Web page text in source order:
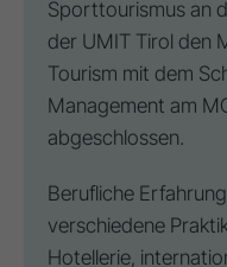
Sporttourismus an
der UMIT Tirol den
Tourism mit dem
Management am
abgeschlossen.
Berufliche
verschiedene
Hotellerie,